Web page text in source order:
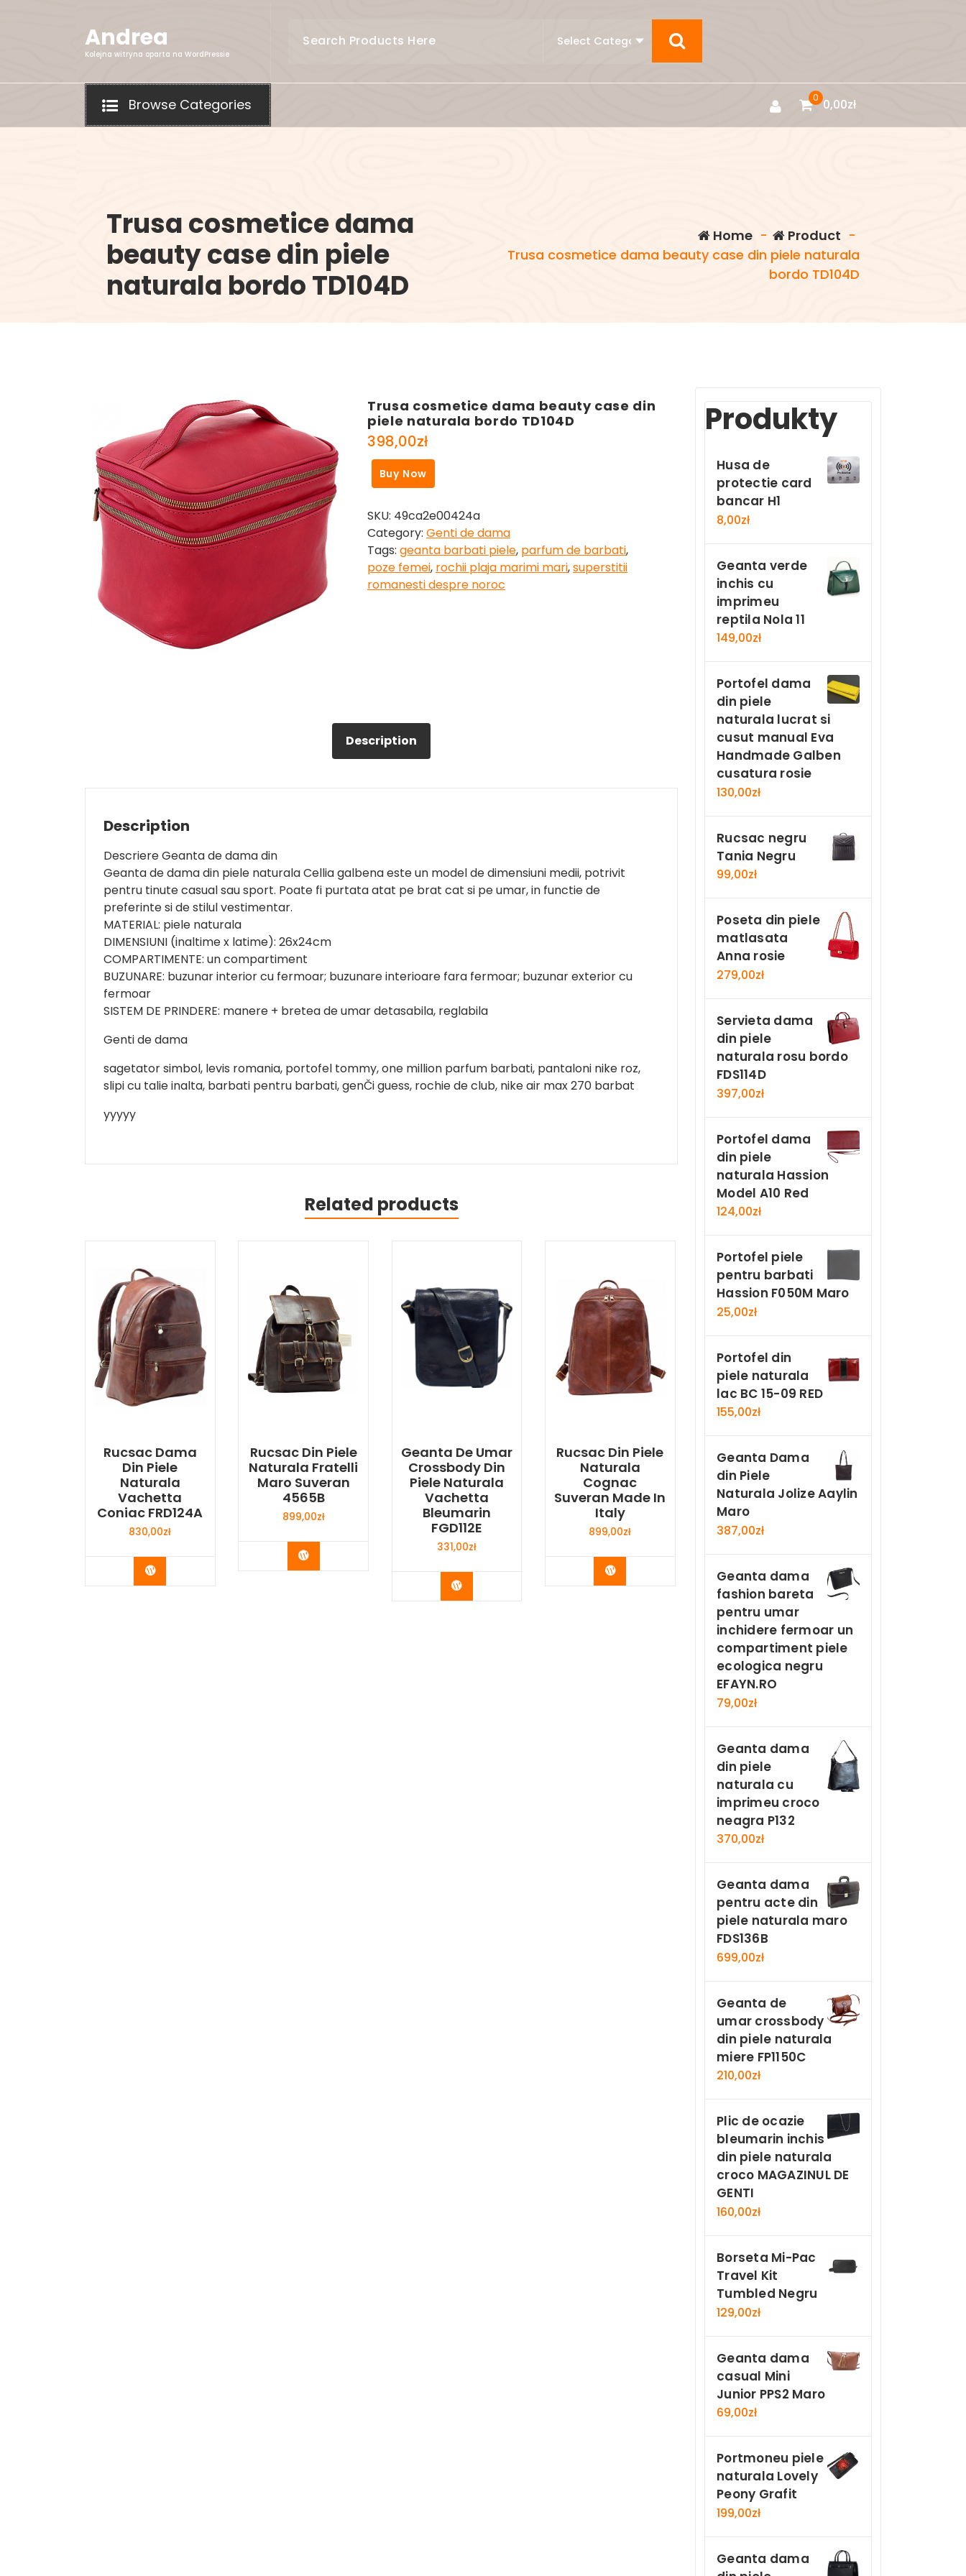
Andrea
Kolejna witryna oparta na WordPressie
Browse Categories 0 0,00zł
Trusa cosmetice dama
beauty case din piele
naturala bordo TD104D
Home - Product -
Trusa cosmetice dama beauty case din piele naturala
bordo TD104D
Trusa cosmetice dama beauty case din
piele naturala bordo TD104D
398,00zł
Buy Now
SKU: 49ca2e00424a
Category: Genti de dama
Tags: geanta barbati piele, parfum de barbati,
poze femei, rochii plaja marimi mari,superstitii
romanesti despre noroc
Description
Description
Descriere Geanta de dama din
Geanta de dama din piele naturala Cellia galbena este un model de dimensiuni medii, potrivit
pentru tinute casual sau sport. Poate fi purtata atat pe brat cat si pe umar, in functie de
preferinte si de stilul vestimentar.
MATERIAL: piele naturala
DIMENSIUNI (inaltime x latime): 26x24cm
COMPARTIMENTE: un compartiment
BUZUNARE: buzunar interior cu fermoar; buzunare interioare fara fermoar; buzunar exterior cu
fermoar
SISTEM DE PRINDERE: manere + bretea de umar detasabila, reglabila
Genti de dama
sagetator simbol, levis romania, portofel tommy, one million parfum barbati, pantaloni nike roz,
slipi cu talie inalta, barbati pentru barbati, genČi guess, rochie de club, nike air max 270 barbat
yyyyy
Related products
Rucsac Dama
Din Piele
Naturala
Vachetta
Coniac FRD124A
830,00zł
Buy Now
Rucsac Din Piele
Naturala Fratelli
Maro Suveran
4565B
899,00zł
Buy Now
Geanta De Umar
Crossbody Din
Piele Naturala
Vachetta
Bleumarin
FGD112E
331,00zł
Buy Now
Rucsac Din Piele
Naturala
Cognac
Suveran Made In
Italy
899,00zł
Buy Now
Produkty
Husa de
protectie card
bancar H1
8,00zł
Geanta verde
inchis cu
imprimeu
reptila Nola 11
149,00zł
Portofel dama
din piele
naturala lucrat si
cusut manual Eva
Handmade Galben
cusatura rosie
130,00zł
Rucsac negru
Tania Negru
99,00zł
Poseta din piele
matlasata
Anna rosie
279,00zł
Servieta dama
din piele
naturala rosu bordo
FDS114D
397,00zł
Portofel dama
din piele
naturala Hassion
Model A10 Red
124,00zł
Portofel piele
pentru barbati
Hassion F050M Maro
25,00zł
Portofel din
piele naturala
lac BC 15-09 RED
155,00zł
Geanta Dama
din Piele
Naturala Jolize Aaylin
Maro
387,00zł
Geanta dama
fashion bareta
pentru umar
inchidere fermoar un
compartiment piele
ecologica negru
EFAYN.RO
79,00zł
Geanta dama
din piele
naturala cu
imprimeu croco
neagra P132
370,00zł
Geanta dama
pentru acte din
piele naturala maro
FDS136B
699,00zł
Geanta de
umar crossbody
din piele naturala
miere FP1150C
210,00zł
Plic de ocazie
bleumarin inchis
din piele naturala
croco MAGAZINUL DE
GENTI
160,00zł
Borseta Mi-Pac
Travel Kit
Tumbled Negru
129,00zł
Geanta dama
casual Mini
Junior PPS2 Maro
69,00zł
Portmoneu piele
naturala Lovely
Peony Grafit
199,00zł
Geanta dama